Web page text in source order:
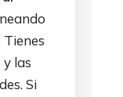
las
Si